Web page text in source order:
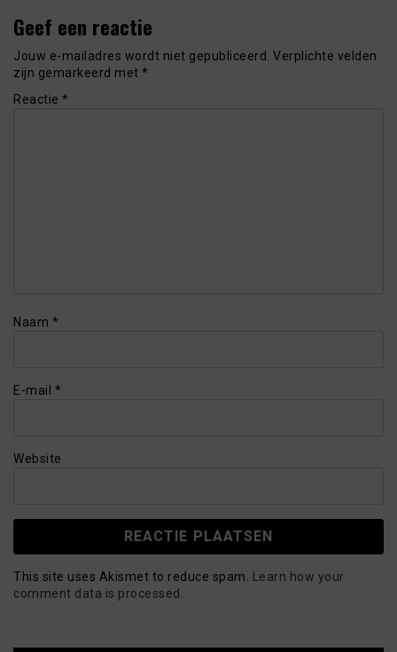
Geef een reactie
Jouw e-mailadres wordt niet gepubliceerd. Verplichte velden
zijn gemarkeerd met *
Reactie *
Naam *
E-mail *
Website
This site uses Akismet to reduce spam. Learn how your
comment data is processed.